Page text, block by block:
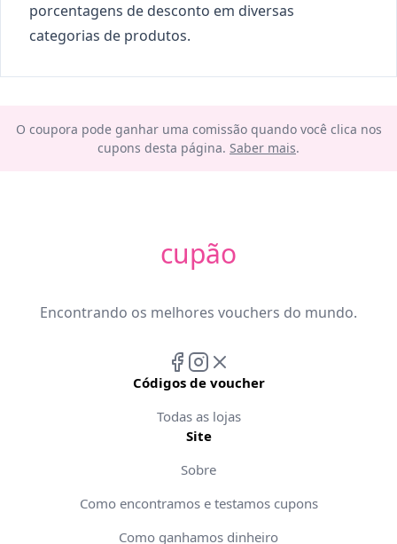
porcentagens de desconto em diversas
categorias de produtos.
O coupora pode ganhar uma comissão quando você clica nos
cupons desta página. Saber mais.
cupão
Encontrando os melhores vouchers do mundo.
Códigos de voucher
Todas as lojas
Site
Sobre
Como encontramos e testamos cupons
Como ganhamos dinheiro